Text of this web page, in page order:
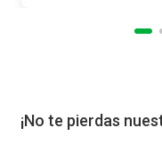
¡No te pierdas